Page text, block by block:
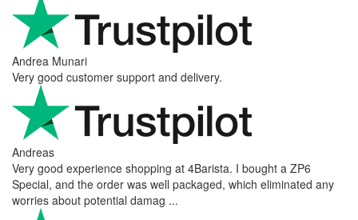
Andrea Munari
Very good customer support and delivery.
Andreas
Very good experience shopping at 4Barista. I bought a ZP6
Special, and the order was well packaged, which eliminated any
worries about potential damag ...